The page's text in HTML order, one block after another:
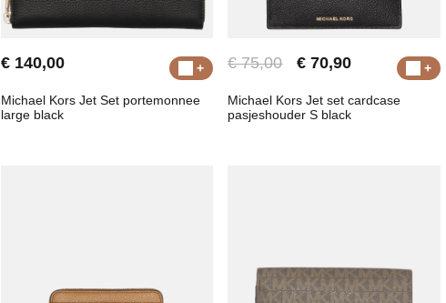
€ 140,00
Michael Kors Jet Set portemonnee
large black
€ 75,00 € 70,90
Michael Kors Jet set cardcase
pasjeshouder S black